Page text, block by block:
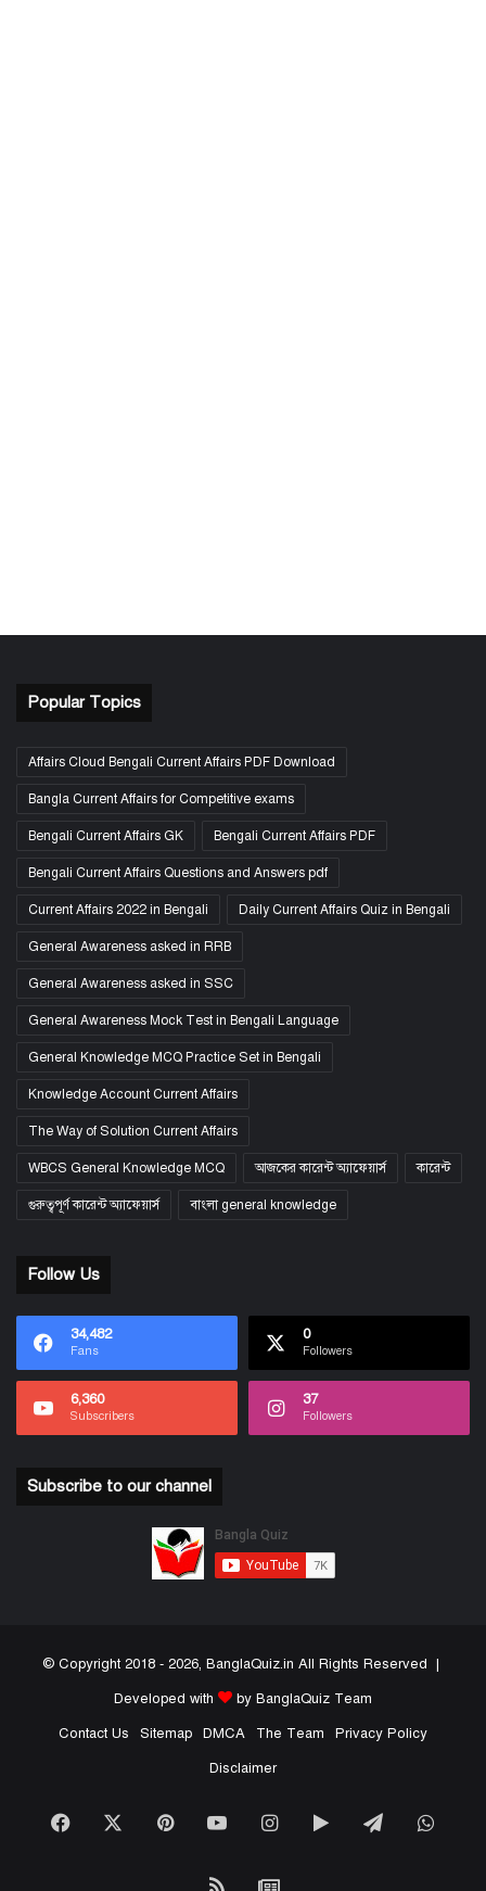
Popular Topics
Affairs Cloud Bengali Current Affairs PDF Download
Bangla Current Affairs for Competitive exams
Bengali Current Affairs GK Bengali Current Affairs PDF
Bengali Current Affairs Questions and Answers pdf
Current Affairs 2022 in Bengali Daily Current Affairs Quiz in Bengali
General Awareness asked in RRB
General Awareness asked in SSC
General Awareness Mock Test in Bengali Language
General Knowledge MCQ Practice Set in Bengali
Knowledge Account Current Affairs
The Way of Solution Current Affairs
WBCS General Knowledge MCQ আজকের কারেন্ট অ্যাফেয়ার্স কারেন্ট
গুরুত্বপূর্ণ কারেন্ট অ্যাফেয়ার্স বাংলা general knowledge
Follow Us
34,482
Fans
0
Followers
6,360
Subscribers
37
Followers
Subscribe to our channel
© Copyright 2018 - 2026, BanglaQuiz.in All Rights Reserved |
Developed with
by BanglaQuiz Team
Contact Us
Sitemap DMCA The Team
Privacy Policy
Disclaimer
Facebook PinterestYouTubeInstagram
GoogleTelegram
RSS Google